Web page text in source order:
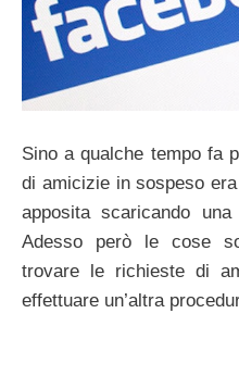
Sino a qualche tempo fa
di amicizie in sospeso
apposita scaricando
Adesso però le cose
trovare le richieste di
effettuare un’altra